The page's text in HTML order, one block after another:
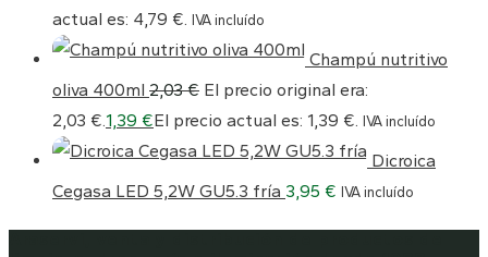
actual es: 4,79 €. IVA incluído
Champú nutritivo
oliva 400ml 2,03€ El precio original era:
2,03 €. 1,39 €El precio actual es: 1,39 €. IVA incluído
Dicroica
Cegasa LED 5,2W GU5.3 fría 3,95 € IVA incluído